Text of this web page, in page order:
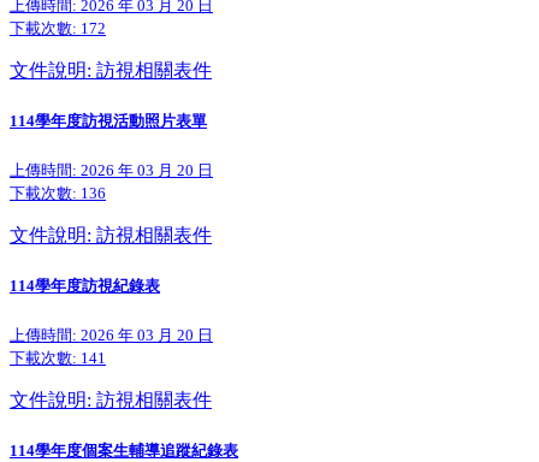
上傳時間: 2026 年 03 月 20 日
下載次數: 172
文件說明: 訪視相關表件
114學年度訪視活動照片表單
上傳時間: 2026 年 03 月 20 日
下載次數: 136
文件說明: 訪視相關表件
114學年度訪視紀錄表
上傳時間: 2026 年 03 月 20 日
下載次數: 141
文件說明: 訪視相關表件
114學年度個案生輔導追蹤紀錄表